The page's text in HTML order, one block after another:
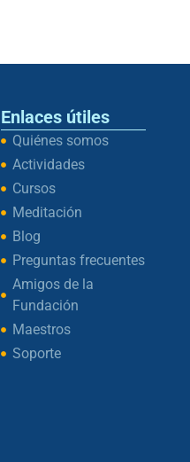
Enlaces útiles
Quiénes somos
Actividades
Cursos
Meditación
Blog
Preguntas frecuentes
Amigos de la
Fundación
Maestros
Soporte